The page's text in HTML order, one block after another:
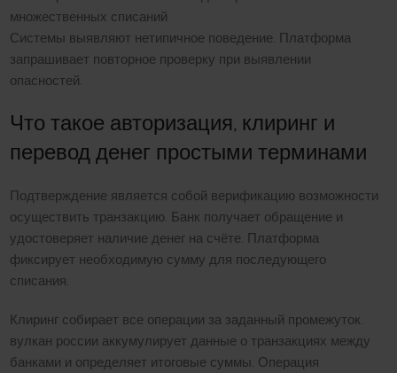
множественных списаний
Системы выявляют нетипичное поведение. Платформа
запрашивает повторное проверку при выявлении
опасностей.
Что такое авторизация, клиринг и
перевод денег простыми терминами
Подтверждение является собой верификацию возможности
осуществить транзакцию. Банк получает обращение и
удостоверяет наличие денег на счёте. Платформа
фиксирует необходимую сумму для последующего
списания.
Клиринг собирает все операции за заданный промежуток.
вулкан россии аккумулирует данные о транзакциях между
банками и определяет итоговые суммы. Операция